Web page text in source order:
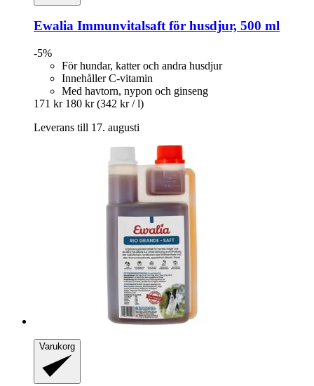
Ewalia Immunvitalsaft för husdjur, 500 ml
-5%
För hundar, katter och andra husdjur
Innehåller C-vitamin
Med havtorn, nypon och ginseng
171 kr 180 kr (342 kr / l)
Leverans till 17. augusti
Varukorg